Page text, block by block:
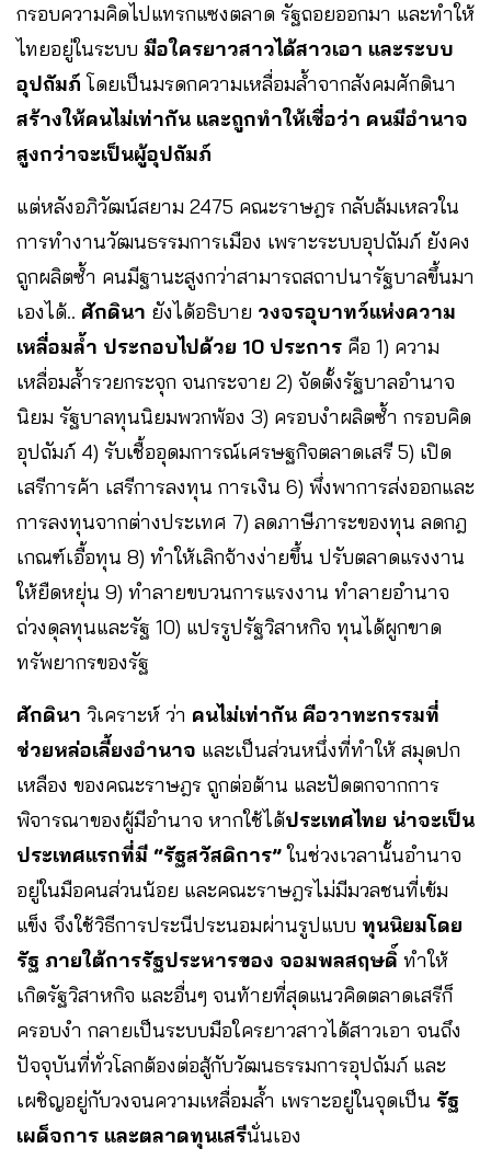
กรอบความคิดไปแทรกแซงตลาด รัฐถอยออกมา และทำให้
ไทยอยู่ในระบบ มือใครยาวสาวได้สาวเอา และระบบ
อุปถัมภ์ โดยเป็นมรดกความเหลื่อมล้ำจากสังคมศักดินา
สร้างให้คนไม่เท่ากัน และถูกทำให้เชื่อว่า คนมีอำนาจ
สูงกว่าจะเป็นผู้อุปถัมภ์
แต่หลังอภิวัฒน์สยาม 2475 คณะราษฎร กลับล้มเหลวใน
การทำงานวัฒนธรรมการเมือง เพราะระบบอุปถัมภ์ ยังคง
ถูกผลิตซ้ำ คนมีฐานะสูงกว่าสามารถสถาปนารัฐบาลขึ้นมา
เองได้.. ศักดินา ยังได้อธิบาย วงจรอุบาทว์แห่งความ
เหลื่อมล้ำ ประกอบไปด้วย 10 ประการ คือ 1) ความ
เหลื่อมล้ำรวยกระจุก จนกระจาย 2) จัดตั้งรัฐบาลอำนาจ
นิยม รัฐบาลทุนนิยมพวกพ้อง 3) ครอบงำผลิตซ้ำ กรอบคิด
อุปถัมภ์ 4) รับเชื้ออุดมการณ์เศรษฐกิจตลาดเสรี 5) เปิด
เสรีการค้า เสรีการลงทุน การเงิน 6) พึ่งพาการส่งออกและ
การลงทุนจากต่างประเทศ 7) ลดภาษีภาระของทุน ลดกฎ
เกณฑ์เอื้อทุน 8) ทำให้เลิกจ้างง่ายขึ้น ปรับตลาดแรงงาน
ให้ยืดหยุ่น 9) ทำลายขบวนการแรงงาน ทำลายอำนาจ
ถ่วงดุลทุนและรัฐ 10) แปรรูปรัฐวิสาหกิจ ทุนได้ผูกขาด
ทรัพยากรของรัฐ
ศักดินา วิเคราะห์ ว่า คนไม่เท่ากัน คือวาทะกรรมที่
ช่วยหล่อเลี้ยงอำนาจ และเป็นส่วนหนึ่งที่ทำให้ สมุดปก
เหลือง ของคณะราษฎร ถูกต่อต้าน และปัดตกจากการ
พิจารณาของผู้มีอำนาจ หากใช้ได้ประเทศไทย น่าจะเป็น
ประเทศแรกที่มี “รัฐสวัสดิการ”ในช่วงเวลานั้นอำนาจ
อยู่ในมือคนส่วนน้อย และคณะราษฎรไม่มีมวลชนที่เข้ม
แข็ง จึงใช้วิธีการประนีประนอมผ่านรูปแบบ ทุนนิยมโดย
รัฐ ภายใต้การรัฐประหารของ จอมพลสฤษดิ์ ทำให้
เกิดรัฐวิสาหกิจ และอื่นๆ จนท้ายที่สุดแนวคิดตลาดเสรีก็
ครอบงำ กลายเป็นระบบมือใครยาวสาวได้สาวเอา จนถึง
ปัจจุบันที่ทั่วโลกต้องต่อสู้กับวัฒนธรรมการอุปถัมภ์ และ
เผชิญอยู่กับวงจนความเหลื่อมล้ำ เพราะอยู่ในจุดเป็น รัฐ
เผด็จการ และตลาดทุนเสรีนั่นเอง